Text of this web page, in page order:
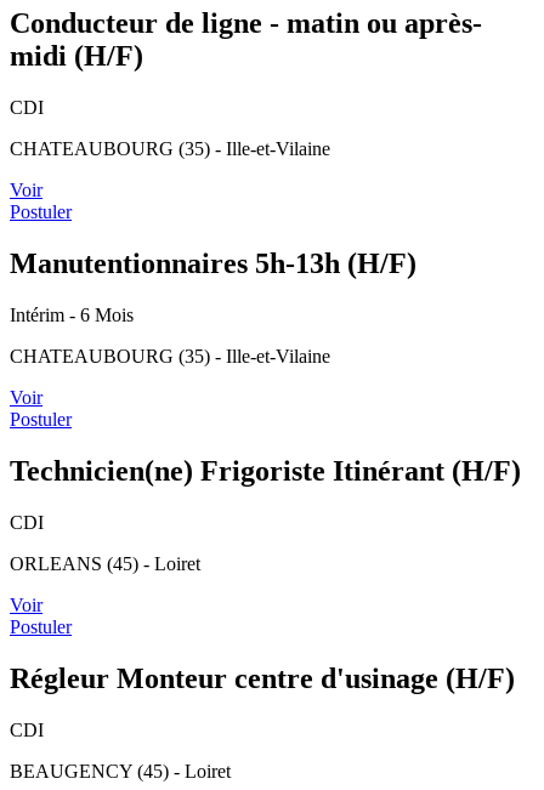
Conducteur de ligne - matin ou après-
midi (H/F)
CDI
CHATEAUBOURG (35) - Ille-et-Vilaine
Voir
Postuler
Manutentionnaires 5h-13h (H/F)
Intérim - 6 Mois
CHATEAUBOURG (35) - Ille-et-Vilaine
Voir
Postuler
Technicien(ne) Frigoriste Itinérant (H/F)
CDI
ORLEANS (45) - Loiret
Voir
Postuler
Régleur Monteur centre d'usinage (H/F)
CDI
BEAUGENCY (45) - Loiret